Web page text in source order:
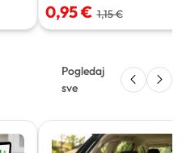
0,95 € 1,15 €
Pogledaj
sve